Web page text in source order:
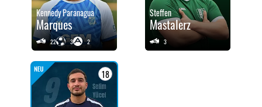
Kennedy Paranagua
Marques
22 3 2
Steffen
Mastalerz
3
18